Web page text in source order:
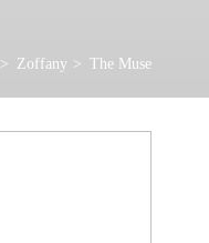
Zoffany The Muse